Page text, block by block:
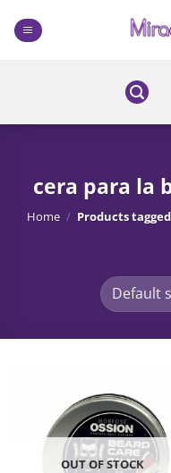
content
cera para la
Home / Products
OUT OF STOCK